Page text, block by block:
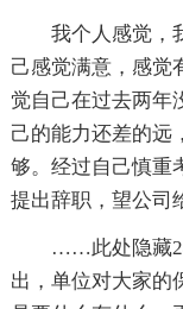
我个人感觉，
己感觉满意，感觉
觉自己在过去两年
己的能力还差的远
够。经过自己慎重
提出辞职，望公司
……此处隐藏
出，单位对大家的